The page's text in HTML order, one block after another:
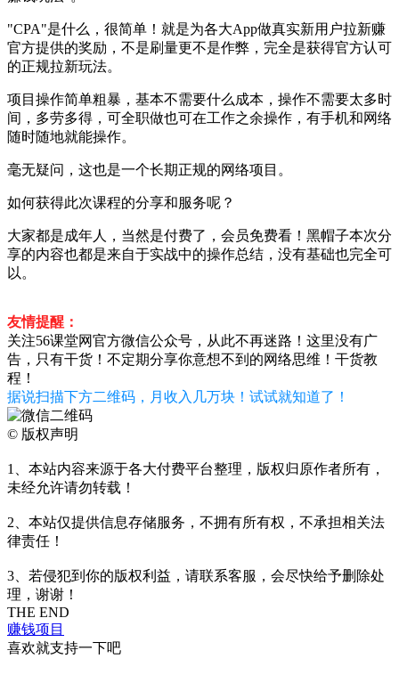
"CPA"是什么，很简单！就是为各大App做真实新用户拉新赚
官方提供的奖励，不是刷量更不是作弊，完全是获得官方认可
的正规拉新玩法。
项目操作简单粗暴，基本不需要什么成本，操作不需要太多时
间，多劳多得，可全职做也可在工作之余操作，有手机和网络
随时随地就能操作。
毫无疑问，这也是一个长期正规的网络项目。
如何获得此次课程的分享和服务呢？
大家都是成年人，当然是付费了，会员免费看！黑帽子本次分
享的内容也都是来自于实战中的操作总结，没有基础也完全可
以。
友情提醒：
关注56课堂网官方微信公众号，从此不再迷路！这里没有广
告，只有干货！不定期分享你意想不到的网络思维！干货教
程！
据说扫描下方二维码，月收入几万块！试试就知道了！
© 版权声明
1、本站内容来源于各大付费平台整理，版权归原作者所有，
未经允许请勿转载！
2、本站仅提供信息存储服务，不拥有所有权，不承担相关法
律责任！
3、若侵犯到你的版权利益，请联系客服，会尽快给予删除处
理，谢谢！
THE END
赚钱项目
喜欢就支持一下吧